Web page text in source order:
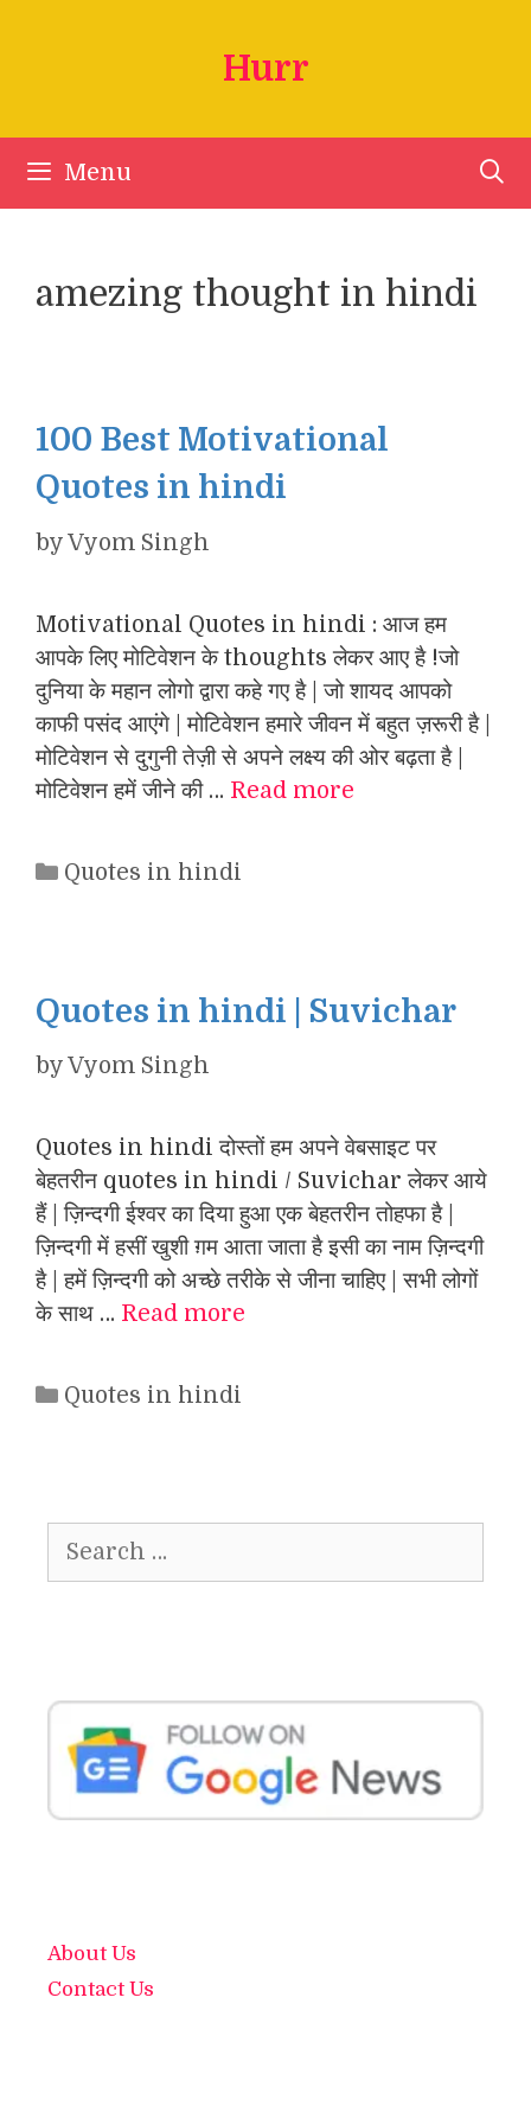
Hurr
Menu
amezing thought in hindi
100 Best Motivational
Quotes in hindi
byVyom Singh
Motivational Quotes in hindi : आज हम
आपके लिए मोटिवेशन के thoughts लेकर आए है !जो
दुनिया के महान लोगो द्वारा कहे गए है | जो शायद आपको
काफी पसंद आएंगे | मोटिवेशन हमारे जीवन में बहुत ज़रूरी है |
मोटिवेशन से दुगुनी तेज़ी से अपने लक्ष्य की ओर बढ़ता है |
मोटिवेशन हमें जीने की … Read more
Categories
Quotes in hindi
Quotes in hindi | Suvichar
byVyom Singh
Quotes in hindi दोस्तों हम अपने वेबसाइट पर
बेहतरीन quotes in hindi / Suvichar लेकर आये
हैं | ज़िन्दगी ईश्वर का दिया हुआ एक बेहतरीन तोहफा है |
ज़िन्दगी में हसीं खुशी ग़म आता जाता है इसी का नाम ज़िन्दगी
है | हमें ज़िन्दगी को अच्छे तरीके से जीना चाहिए | सभी लोगों
के साथ … Read more
Categories
Quotes in hindi
for:
About Us
Contact Us